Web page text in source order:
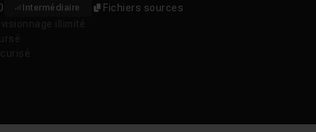
Intermédiaire Fichiers sources